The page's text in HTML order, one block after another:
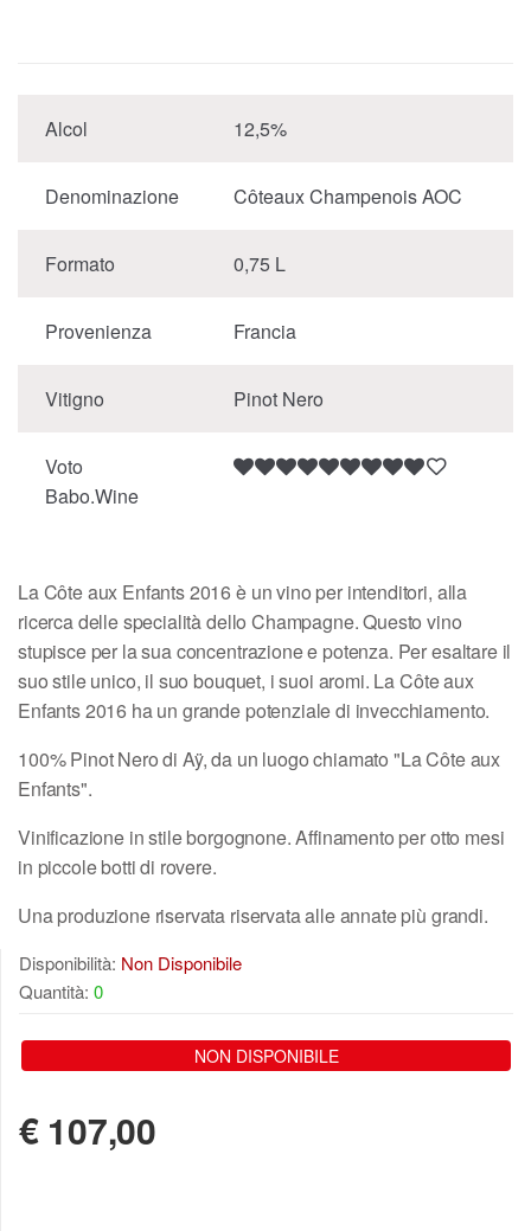
Alcol 12,5%
Denominazione Côteaux Champenois AOC
Formato 0,75 L
Provenienza Francia
Vitigno Pinot Nero
Voto
Babo.Wine
La Côte aux Enfants 2016 è un vino per intenditori, alla
ricerca delle specialità dello Champagne. Questo vino
stupisce per la sua concentrazione e potenza. Per esaltare il
suo stile unico, il suo bouquet, i suoi aromi. La Côte aux
Enfants 2016 ha un grande potenziale di invecchiamento.
100% Pinot Nero di Aÿ, da un luogo chiamato "La Côte aux
Enfants".
Vinificazione in stile borgognone. Affinamento per otto mesi
in piccole botti di rovere.
Una produzione riservata riservata alle annate più grandi.
Disponibilità: Non Disponibile
Quantità: 0
NON DISPONIBILE
€ 107,00